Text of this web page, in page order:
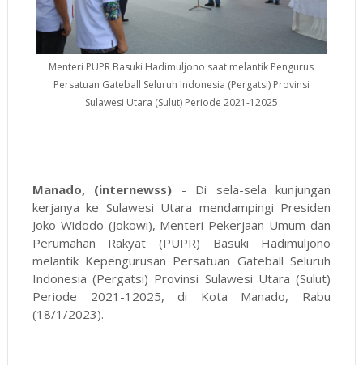
Menteri PUPR Basuki Hadimuljono saat melantik Pengurus
Persatuan Gateball Seluruh Indonesia (Pergatsi) Provinsi
Sulawesi Utara (Sulut) Periode 2021-12025
Manado, (internewss) - Di sela-sela kunjungan
kerjanya ke Sulawesi Utara mendampingi Presiden
Joko Widodo (Jokowi), Menteri Pekerjaan Umum dan
Perumahan Rakyat (PUPR) Basuki Hadimuljono
melantik Kepengurusan Persatuan Gateball Seluruh
Indonesia (Pergatsi) Provinsi Sulawesi Utara (Sulut)
Periode 2021-12025, di Kota Manado, Rabu
(18/1/2023).